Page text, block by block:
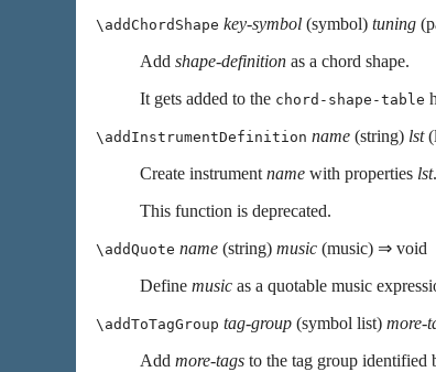
\addChordShape key-symbol (symbol) tuning
Add shape-definition as a chord shape.
It gets added to the chord-shape-table
\addInstrumentDefinition name (string) lst
Create instrument name with properties lst.
This function is deprecated.
\addQuote name (string) music (music) ⇒ void
Define music as a quotable music
\addToTagGroup tag-group (symbol list) more-
Add more-tags to the tag group identified